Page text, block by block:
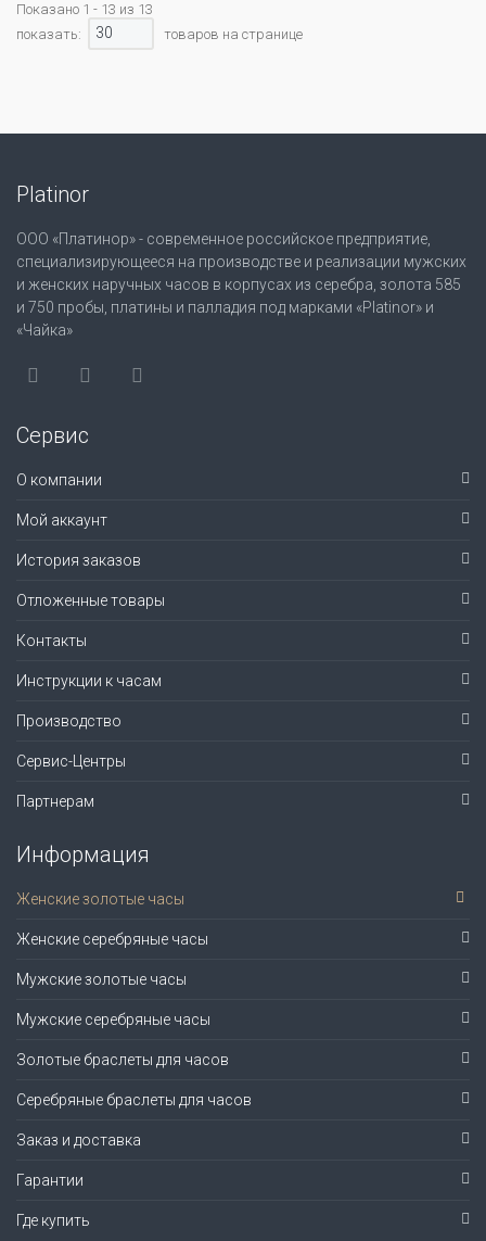
Показано 1 - 13 из 13
показать:
30 товаров на странице
Platinor
ООО «Платинор» - современное российское предприятие,
специализирующееся на производстве и реализации мужских
и женских наручных часов в корпусах из серебра, золота 585
и 750 пробы, платины и палладия под марками «Platinor» и
«Чайка»
Сервис
О компании
Мой аккаунт
История заказов
Отложенные товары
Контакты
Инструкции к часам
Производство
Сервис-Центры
Партнерам
Информация
Женские золотые часы
Женские серебряные часы
Мужские золотые часы
Мужские серебряные часы
Золотые браслеты для часов
Серебряные браслеты для часов
Заказ и доставка
Гарантии
Где купить